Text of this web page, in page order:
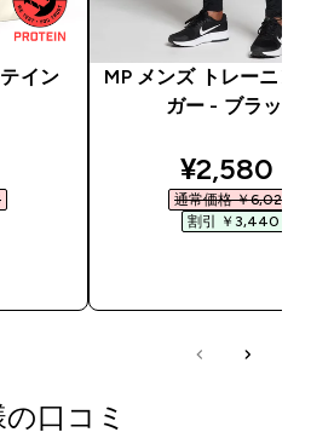
イン
price
MP メンズ トレーニン
ガー - ブラック
¥2,580‎
通常価格 ￥6,020‎
割引 ￥3,440‎
口コミ